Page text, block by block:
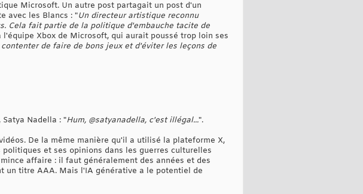
Microsoft. Un autre post partagait un post d'un
avec les Blancs : "Un directeur artistique reconnu
Cela fait partie de la politique d'embauche tacite de
l'équipe Xbox de Microsoft, qui aurait poussé trop loin ses
de faire de bons jeux et d'éviter les leçons de
Nadella : "Hum, @satyanadella, c'est illégal...".
De la même manière qu'il a utilisé la plateforme X,
et ses opinions dans les guerres culturelles
affaire : il faut généralement des années et des
un titre AAA. Mais l'IA générative a le potentiel de